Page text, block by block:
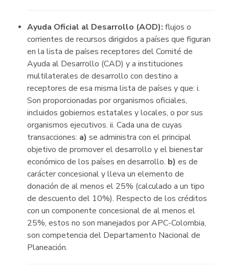
Ayuda Oficial al Desarrollo (AOD): flujos o
corrientes de recursos dirigidos a países que figuran
en la lista de países receptores del Comité de
Ayuda al Desarrollo (CAD) y a instituciones
multilaterales de desarrollo con destino a
receptores de esa misma lista de países y que: i.
Son proporcionadas por organismos oficiales,
incluidos gobiernos estatales y locales, o por sus
organismos ejecutivos. ii. Cada una de cuyas
transacciones: a) se administra con el principal
objetivo de promover el desarrollo y el bienestar
económico de los países en desarrollo. b) es de
carácter concesional y lleva un elemento de
donación de al menos el 25% (calculado a un tipo
de descuento del 10%). Respecto de los créditos
con un componente concesional de al menos el
25%, estos no son manejados por APC-Colombia,
son competencia del Departamento Nacional de
Planeación.